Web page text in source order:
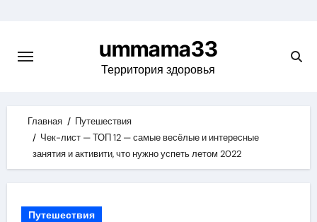
content
ummama33
Территория здоровья
Главная
Путешествия
Чек-лист — ТОП 12 — самые весёлые и интересные
занятия и активити, что нужно успеть летом 2022
Путешествия